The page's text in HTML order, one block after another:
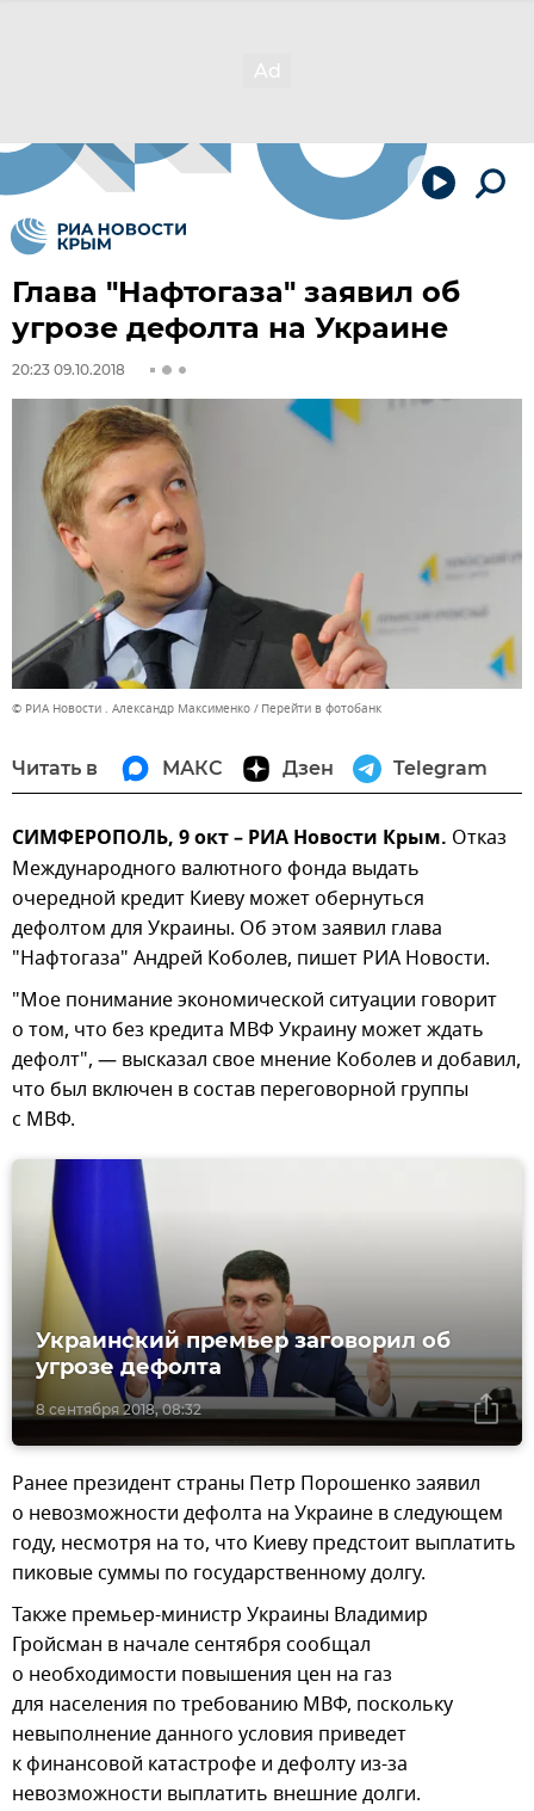
Глава "Нафтогаза" заявил об
угрозе дефолта на Украине
20:23 09.10.2018
© РИА Новости . Александр Максименко Перейти в фотобанк
Читать в МАКС Дзен Telegram
СИМФЕРОПОЛЬ, 9 окт – РИА Новости Крым. Отказ
Международного валютного фонда выдать
очередной кредит Киеву может обернуться
дефолтом для Украины. Об этом заявил глава
"Нафтогаза" Андрей Коболев, пишет РИА Новости.
"Мое понимание экономической ситуации говорит
о том, что без кредита МВФ Украину может ждать
дефолт", — высказал свое мнение Коболев и добавил,
что был включен в состав переговорной группы
с МВФ.
8 сентября 2018, 08:32
Украинский премьер заговорил об
угрозе дефолта
Ранее президент страны Петр Порошенко заявил
о невозможности дефолта на Украине в следующем
году, несмотря на то, что Киеву предстоит выплатить
пиковые суммы по государственному долгу.
Также премьер-министр Украины Владимир
Гройсман в начале сентября сообщал
о необходимости повышения цен на газ
для населения по требованию МВФ, поскольку
невыполнение данного условия приведет
к финансовой катастрофе и дефолту из-за
невозможности выплатить внешние долги.